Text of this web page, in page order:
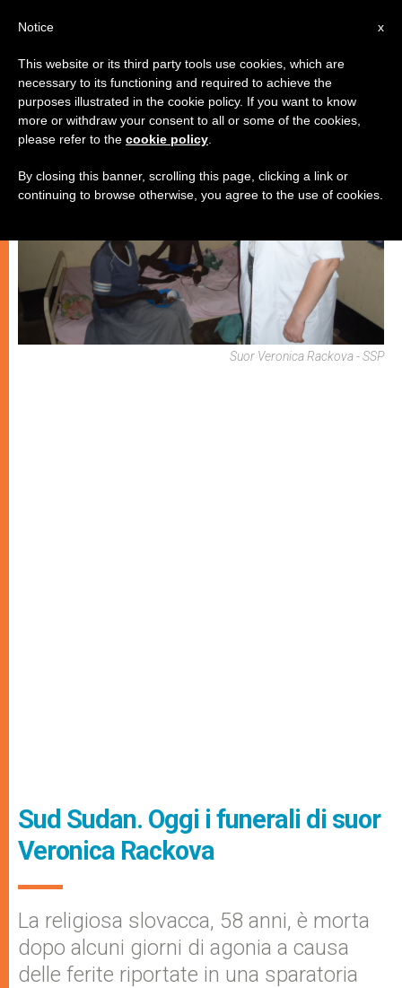
CHIESE LOCALI
Suor Veronica Rackova - SSP
Sud Sudan. Oggi i funerali di suor
Veronica Rackova
La religiosa slovacca, 58 anni, è morta
dopo alcuni giorni di agonia a causa
delle ferite riportate in una sparatoria
x
Notice
This website or its third party tools use cookies, which are
necessary to its functioning and required to achieve the
purposes illustrated in the cookie policy. If you want to know
more or withdraw your consent to all or some of the cookies,
please refer to the cookie policy
By closing this banner, scrolling this page, clicking a link or
continuing to browse otherwise, you agree to the use of cookies.